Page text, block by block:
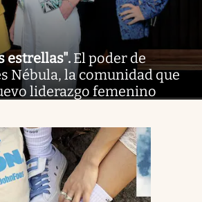
estrellas". El poder de
Nébula, la comunidad que
liderazgo femenino